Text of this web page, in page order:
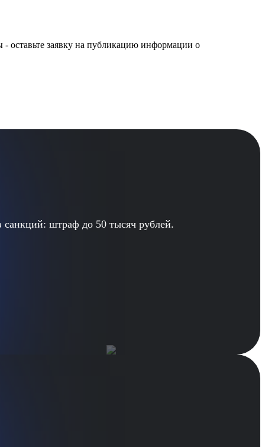
- оставьте заявку на публикацию информации о
штраф до 50 тысяч рублей.